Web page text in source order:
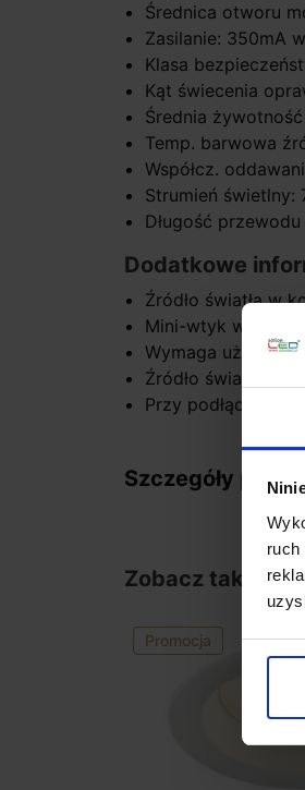
Średnica otworu
Zasilanie: 350mA
Klasa
Kąt świecenia
Średnia
Temp. barwowa
Współcz.
Strumień świetlny:
Długość
Dodatkowe
Źródło światła w
Mini-wtyk w
Wymaga użycia
Źródło światła
Przy podłączeniu
Szczegóły
Zobacz także
Promocja